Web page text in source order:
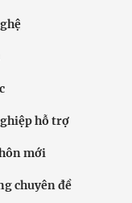
hỗ trợ
mới
chuyên đề